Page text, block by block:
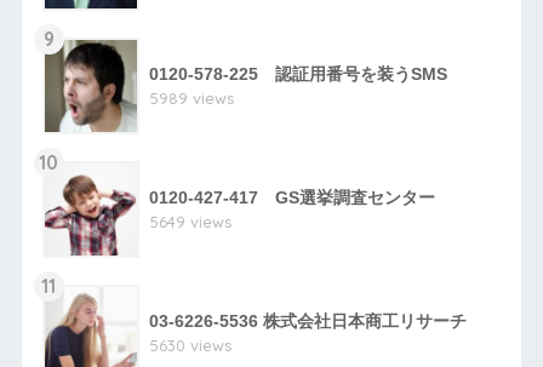
9
0120-578-225 認証用番号を装うSMS
5989 views
10
0120-427-417 GS選挙調査センター
5649 views
11
03-6226-5536 株式会社日本商工リサーチ
5630 views